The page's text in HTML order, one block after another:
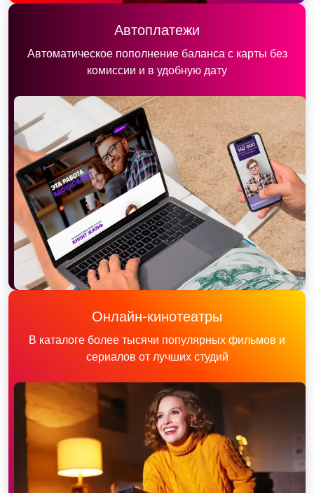
Автоплатежи
Автоматическое пополнение баланса с карты без
комиссии и в удобную дату
Онлайн-кинотеатры
В каталоге более тысячи популярных фильмов и
сериалов от лучших студий